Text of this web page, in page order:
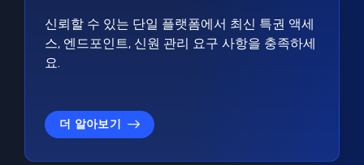
신뢰할 수 있는 단일 플랫폼에서 최신 특권 액세
스, 엔드포인트, 신원 관리 요구 사항을 충족하세
요.
더 알아보기